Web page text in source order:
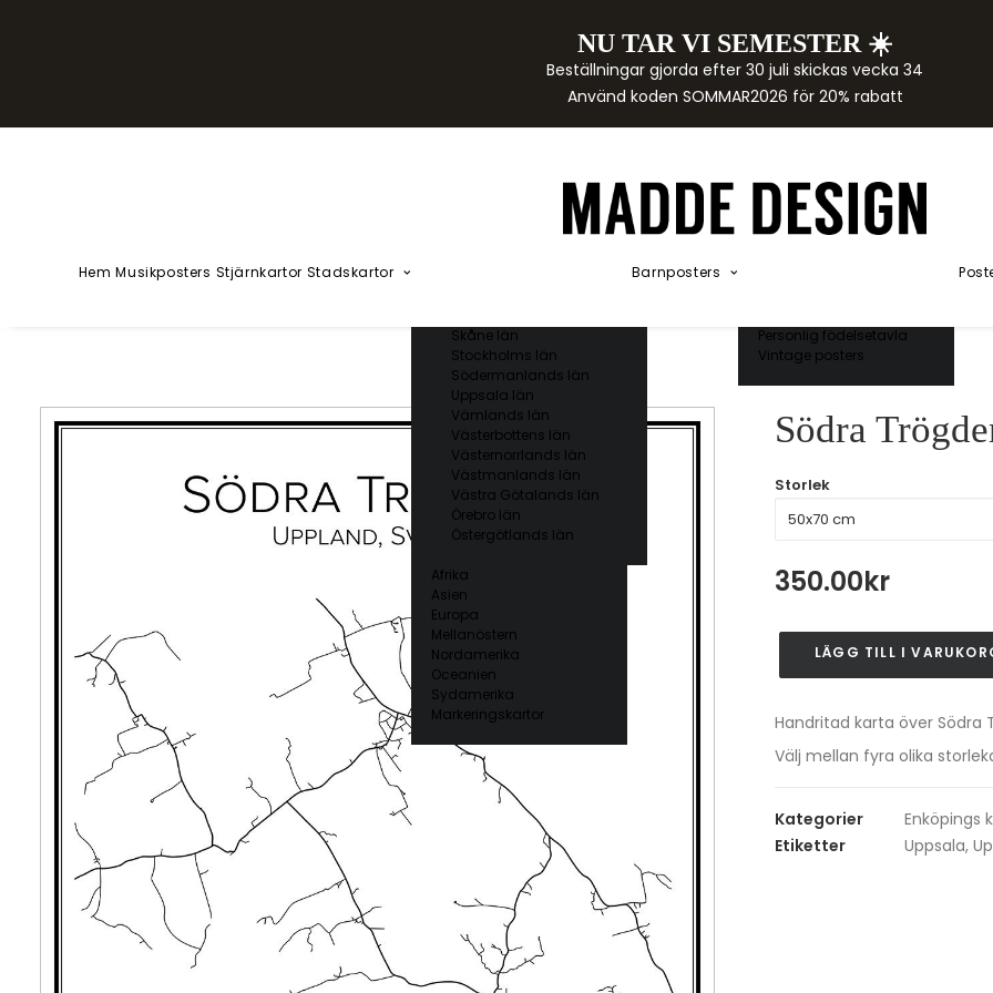
NU TAR VI SEMESTER ☀️
Beställningar gjorda efter 30 juli skickas vecka 34
Använd koden SOMMAR2026 för 20% rabatt
Hem Musikposters Stjärnkartor Stadskartor
Skåne län
Stockholms län
Södermanlands län
Uppsala län
Vämlands län
Västerbottens län
Västernorrlands län
Västmanlands län
Västra Götalands län
Örebro län
Östergötlands län
Afrika
Asien
Europa
Mellanöstern
Nordamerika
Oceanien
Sydamerika
Markeringskartor
Barnposters
Akvarellposters
Personlig födelsetavla
Vintage posters
Södra
Storlek
350.00kr
Södra
Trögden
LÄGG TILL I
Handritad karta över Södra
Välj mellan fyra olika
Kategorier Enköpings
Etiketter
Uppsala,